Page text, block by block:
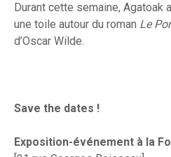
Durant cette semaine, Agatoak
une toile autour du roman Le
d’Oscar Wilde.
Save the dates !
Exposition-événement à la